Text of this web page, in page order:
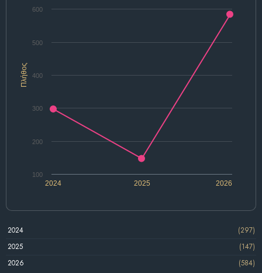
Πλήθος
2024 2026
2025
100
200
300
400
500
600
2024
(297)
2025
(147)
2026
(584)